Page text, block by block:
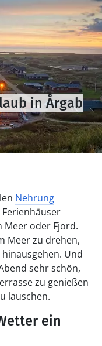
in Årgab
Nehrung
oder Fjord.
Meer zu drehen,
Und
sehr schön,
zu genießen
lauschen.
ein